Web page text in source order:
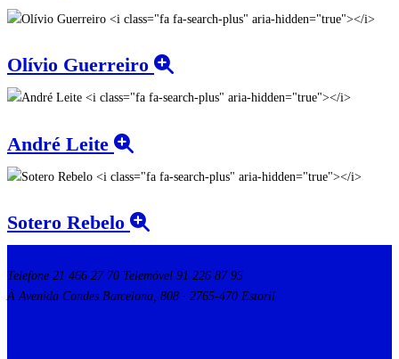
Olívio Guerreiro
André Leite
Sotero Rebelo
Telefone 21 466 27 70 Telemóvel 91 226 87 95
À Avenida Condes Barcelona, 808 · 2765-470 Estoril